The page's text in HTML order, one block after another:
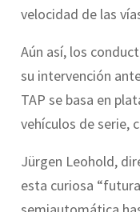
velocidad de las
Aún así, los
su intervención
TAP se basa en
vehículos de serie,
Jürgen Leohold,
esta curiosa